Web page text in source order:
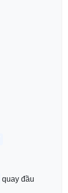
quay đầu